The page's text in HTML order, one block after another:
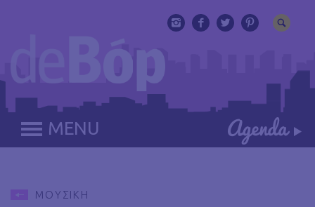
MENU
ΜΟΥΣΙΚΗ